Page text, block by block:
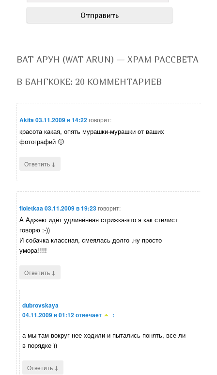
ВАТ АРУН (WAT ARUN) — ХРАМ РАССВЕТА
В БАНГКОКЕ: 20 КОММЕНТАРИЕВ
Akita03.11.2009 в 14:22говорит:
красота какая, опять мурашки-мурашки от ваших
фотографий 🙂
Ответить ↓
fioletkaa03.11.2009 в 19:23говорит:
А Аджею идёт удлинённая стрижка-это я как стилист
говорю :-))
И собачка классная, смеялась долго ,ну просто
умора!!!!!
Ответить ↓
dubrovskaya
04.11.2009 в 01:12отвечает :
а мы там вокруг нее ходили и пытались понять, все ли
в порядке ))
Ответить ↓